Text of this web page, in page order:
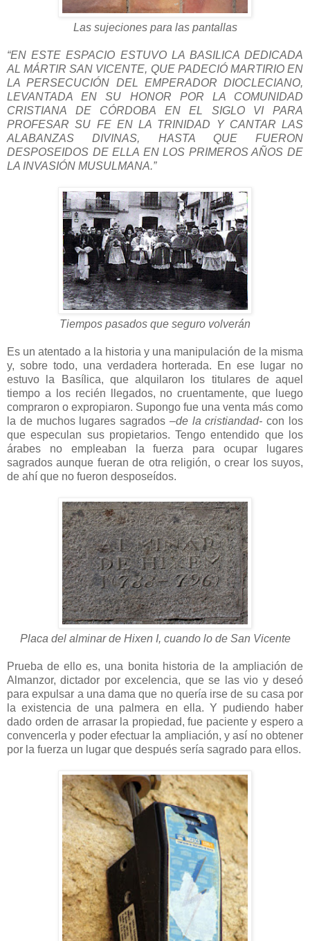
Las sujeciones para las pantallas
“EN ESTE ESPACIO ESTUVO LA BASILICA DEDICADA
AL MÁRTIR SAN VICENTE, QUE PADECIÓ MARTIRIO EN
LA PERSECUCIÓN DEL EMPERADOR DIOCLECIANO,
LEVANTADA EN SU HONOR POR LA COMUNIDAD
CRISTIANA DE CÓRDOBA EN EL SIGLO VI PARA
PROFESAR SU FE EN LA TRINIDAD Y CANTAR LAS
ALABANZAS DIVINAS, HASTA QUE FUERON
DESPOSEIDOS DE ELLA EN LOS PRIMEROS AÑOS DE
LA INVASIÓN MUSULMANA.”
Tiempos pasados que seguro volverán
Es un atentado a la historia y una manipulación de la misma
y, sobre todo, una verdadera horterada. En ese lugar no
estuvo la Basílica, que alquilaron los titulares de aquel
tiempo a los recién llegados, no cruentamente, que luego
compraron o expropiaron. Supongo fue una venta más como
la de muchos lugares sagrados –de la cristiandad-con los
que especulan sus propietarios. Tengo entendido que los
árabes no empleaban la fuerza para ocupar lugares
sagrados aunque fueran de otra religión, o crear los suyos,
de ahí que no fueron desposeídos.
Placa del alminar de Hixen I, cuando lo de San Vicente
Prueba de ello es, una bonita historia de la ampliación de
Almanzor, dictador por excelencia, que se las vio y deseó
para expulsar a una dama que no quería irse de su casa por
la existencia de una palmera en ella. Y pudiendo haber
dado orden de arrasar la propiedad, fue paciente y espero a
convencerla y poder efectuar la ampliación, y así no obtener
por la fuerza un lugar que después sería sagrado para ellos.